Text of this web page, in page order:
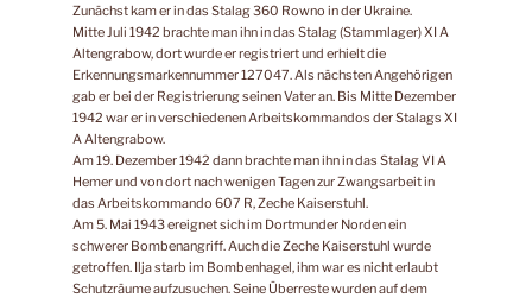
Zunächst kam er in das Stalag 360 Rowno in der Ukraine.
Mitte Juli 1942 brachte man ihn in das Stalag (Stammlager) XI A
Altengrabow, dort wurde er registriert und erhielt die
Erkennungsmarkennummer 127047. Als nächsten Angehörigen
gab er bei der Registrierung seinen Vater an. Bis Mitte Dezember
1942 war er in verschiedenen Arbeitskommandos der Stalags XI
A Altengrabow.
Am 19. Dezember 1942 dann brachte man ihn in das Stalag VI A
Hemer und von dort nach wenigen Tagen zur Zwangsarbeit in
das Arbeitskommando 607 R, Zeche Kaiserstuhl.
Am 5. Mai 1943 ereignet sich im Dortmunder Norden ein
schwerer Bombenangriff. Auch die Zeche Kaiserstuhl wurde
getroffen. Ilja starb im Bombenhagel, ihm war es nicht erlaubt
Schutzräume aufzusuchen. Seine Überreste wurden auf dem